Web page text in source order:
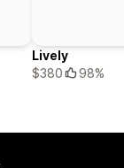
Lively
$380
98%